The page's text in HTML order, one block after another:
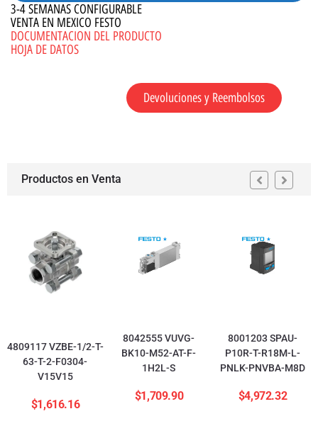
3-4 SEMANAS CONFIGURABLE
VENTA EN MEXICO FESTO
DOCUMENTACION DEL PRODUCTO
HOJA DE DATOS
Devoluciones y Reembolsos
Productos en Venta
4809117 VZBE-1/2-T-
63-T-2-F0304-
V15V15
$1,616.16
8042555 VUVG-
BK10-M52-AT-F-
1H2L-S
$1,709.90
8001203 SPAU-
P10R-T-R18M-L-
PNLK-PNVBA-M8D
$4,972.32